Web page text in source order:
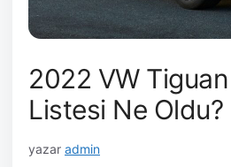
2022 VW
Listesi Ne Oldu?
yazar admin